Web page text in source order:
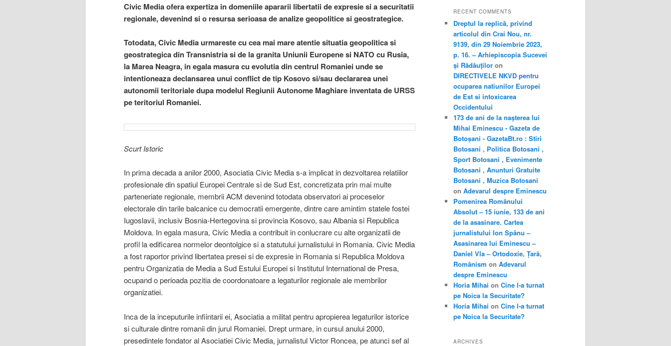
Civic Media ofera expertiza in domeniile apararii libertatii de expresie si a securitatii
regionale, devenind si o resursa serioasa de analize geopolitice si geostrategice.
Totodata, Civic Media urmareste cu cea mai mare atentie situatia geopolitica si
geostrategica din Transnistria si de la granita Uniunii Europene si NATO cu Rusia,
la Marea Neagra, in egala masura cu evolutia din centrul Romaniei unde se
intentioneaza declansarea unui conflict de tip Kosovo si/sau declararea unei
autonomii teritoriale dupa modelul Regiunii Autonome Maghiare inventata de URSS
pe teritoriul Romaniei.
Scurt Istoric
In prima decada a anilor 2000, Asociatia Civic Media s-a implicat in dezvoltarea relatiilor
profesionale din spatiul Europei Centrale si de Sud Est, concretizata prin mai multe
parteneriate regionale, membrii ACM devenind totodata observatori ai proceselor
electorale din tarile balcanice cu democratii emergente, dintre care amintim statele fostei
Iugoslavii, inclusiv Bosnia-Hertegovina si provincia Kosovo, sau Albania si Republica
Moldova. In egala masura, Civic Media a contribuit in conlucrare cu alte organizatii de
profil la edificarea normelor deontolgice si a statutului jurnalistului in Romania. Civic Media
a fost raportor privind libertatea presei si de expresie in Romania si Republica Moldova
pentru Organizatia de Media a Sud Estului Europei si Institutul International de Presa,
ocupand o perioada pozitia de coordonatoare a legaturilor regionale ale membrilor
organizatiei.
Inca de la inceputurile infiintarii ei, Asociatia a militat pentru apropierea legaturilor istorice
si culturale dintre romanii din jurul Romaniei. Drept urmare, in cursul anului 2000,
presedintele fondator al Asociatiei Civic Media, jurnalistul Victor Roncea, pe atunci sef al
RECENT COMMENTS
Dreptul la replică, privind
articolul din Crai Nou, nr.
9139, din 29 Noiembrie 2023,
p. 16. – Arhiepiscopia Sucevei
și Rădăuților on
DIRECTIVELE NKVD pentru
ocuparea natiunilor Europei
de Est si intoxicarea
Occidentului
173 de ani de la nașterea lui
Mihai Eminescu - Gazeta de
Botoșani - GazetaBt.ro : Stiri
Botosani , Politica Botosani ,
Sport Botosani , Evenimente
Botosani , Anunturi Gratuite
Botosani , Muzica Botosani
on Adevarul despre Eminescu
Pomenirea Românului
Absolut – 15 iunie, 133 de ani
de la asasinare. Cartea
jurnalistului Ion Spânu –
Asasinarea lui Eminescu –
Daniel Vla – Ortodoxie, Țară,
Românism on Adevarul
despre Eminescu
Horia Mihai on Cine l-a turnat
pe Noica la Securitate?
Horia Mihai on Cine l-a turnat
pe Noica la Securitate?
ARCHIVES